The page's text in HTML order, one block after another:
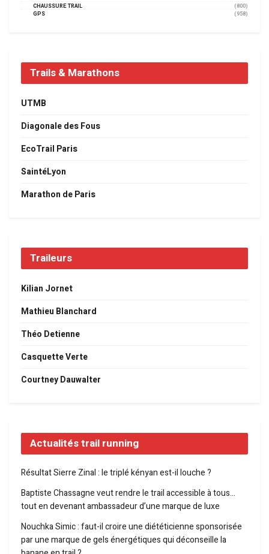
CHAUSSURE TRAIL
(800)
GPS
(958)
Trails & Marathons
UTMB
Diagonale des Fous
EcoTrail Paris
SaintéLyon
Marathon de Paris
Traileurs
Kilian Jornet
Mathieu Blanchard
Théo Detienne
Casquette Verte
Courtney Dauwalter
Actualités trail running
Résultat Sierre Zinal : le triplé kényan est-il louche ?
Baptiste Chassagne veut rendre le trail accessible à tous…
tout en devenant ambassadeur d’une marque de luxe
Nouchka Simic : faut-il croire une diététicienne sponsorisée
par une marque de gels énergétiques qui déconseille la